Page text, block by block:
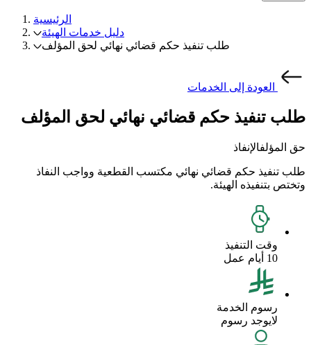
الرئيسية
دليل خدمات الهيئة
طلب تنفيذ حكم قضائي نهائي لحق المؤلف
العودة إلى الخدمات
طلب تنفيذ حكم قضائي نهائي لحق المؤلف
حق المؤلفالإنفاذ
طلب تنفيذ حكم قضائي نهائي مكتسب القطعية وواجب النفاذ
وتختص بتنفيذه الهيئة.
وقت التنفيذ
10 أيام عمل
رسوم الخدمة
لايوجد رسوم